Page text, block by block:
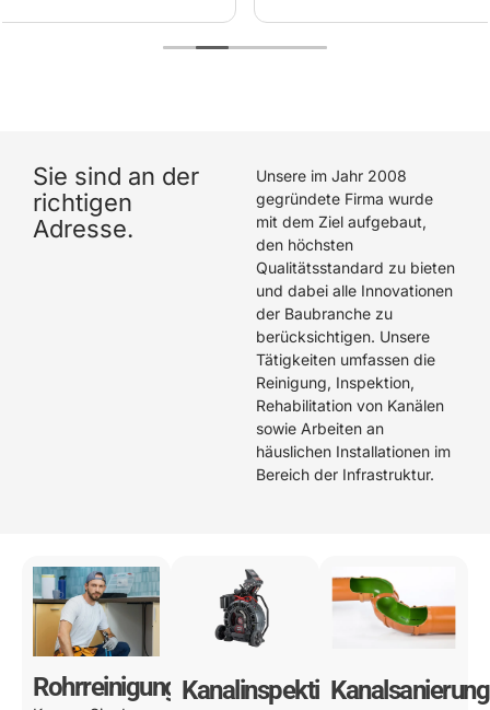
Technik am Tag darauf hätte es nicht besser
hat eine hervorragende Arbeit geleistet. Wir können
Sie sind an der
richtigen
Adresse.
Unsere im Jahr 2008
gegründete Firma wurde
mit dem Ziel aufgebaut,
den höchsten
Qualitätsstandard zu bieten
und dabei alle Innovationen
der Baubranche zu
berücksichtigen. Unsere
Tätigkeiten umfassen die
Reinigung, Inspektion,
Rehabilitation von Kanälen
sowie Arbeiten an
häuslichen Installationen im
Bereich der Infrastruktur.
Rohrreinigung KanalinspektionKanalsanierung